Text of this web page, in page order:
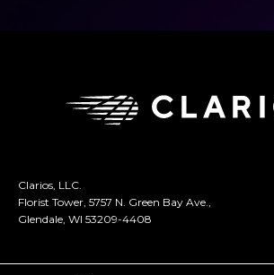
Clarios, LLC.
Florist Tower, 5757 N. Green Bay Ave.,
Glendale, WI 53209-4408